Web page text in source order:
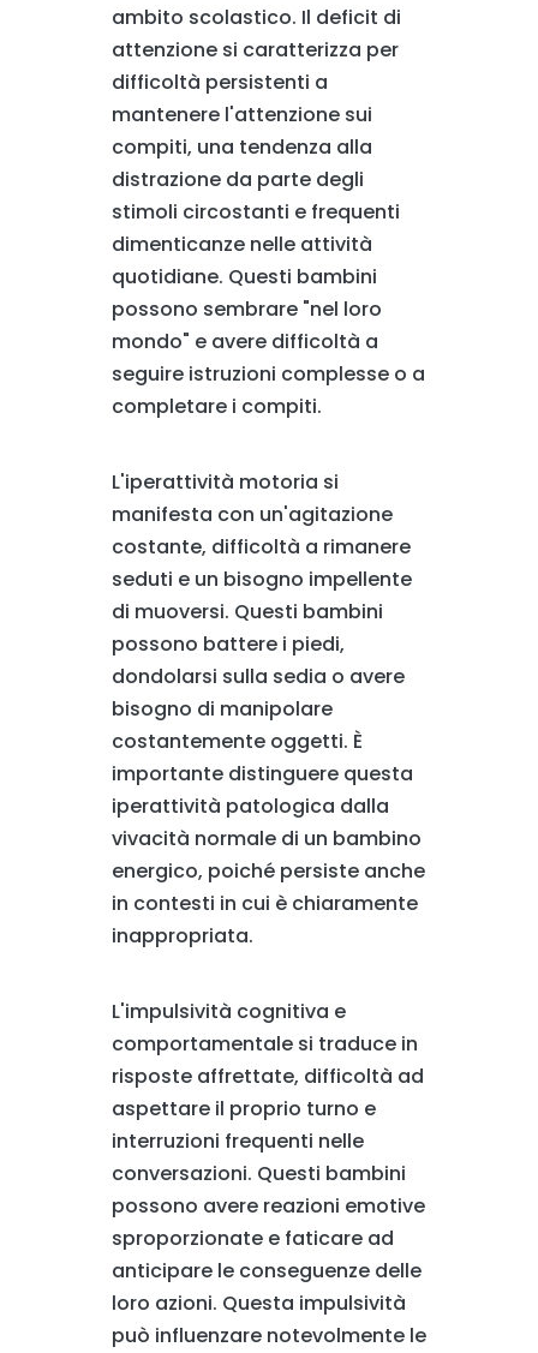
ambito scolastico. Il deficit di
attenzione si caratterizza per
difficoltà persistenti a
mantenere l'attenzione sui
compiti, una tendenza alla
distrazione da parte degli
stimoli circostanti e frequenti
dimenticanze nelle attività
quotidiane. Questi bambini
possono sembrare "nel loro
mondo" e avere difficoltà a
seguire istruzioni complesse o a
completare i compiti.
L'iperattività motoria si
manifesta con un'agitazione
costante, difficoltà a rimanere
seduti e un bisogno impellente
di muoversi. Questi bambini
possono battere i piedi,
dondolarsi sulla sedia o avere
bisogno di manipolare
costantemente oggetti. È
importante distinguere questa
iperattività patologica dalla
vivacità normale di un bambino
energico, poiché persiste anche
in contesti in cui è chiaramente
inappropriata.
L'impulsività cognitiva e
comportamentale si traduce in
risposte affrettate, difficoltà ad
aspettare il proprio turno e
interruzioni frequenti nelle
conversazioni. Questi bambini
possono avere reazioni emotive
sproporzionate e faticare ad
anticipare le conseguenze delle
loro azioni. Questa impulsività
può influenzare notevolmente le